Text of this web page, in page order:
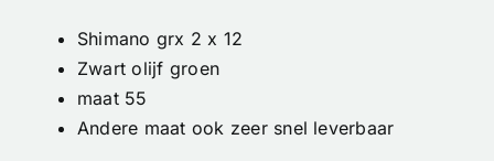
Shimano grx 2 x 12
Zwart olijf groen
maat 55
Andere maat ook zeer snel leverbaar